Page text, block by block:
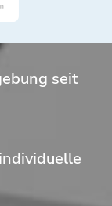
seit